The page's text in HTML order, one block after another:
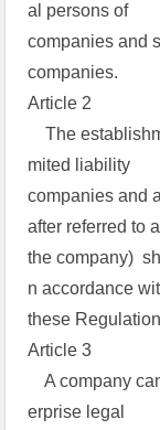
al persons of
companies and
companies.
Article 2
The
mited liability
companies and
after referred to
the company)
n accordance
these
Article 3
A company
erprise legal